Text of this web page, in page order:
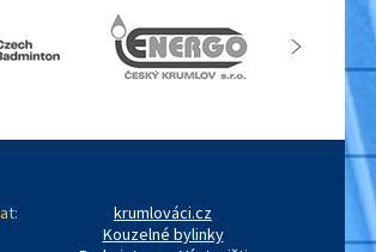
krumlováci.cz
Kouzelné bylinky